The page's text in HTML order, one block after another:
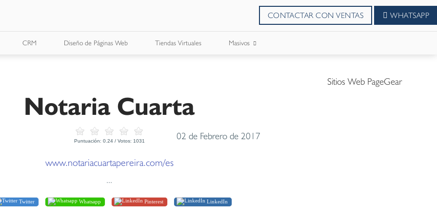
CONTACTAR CON VENTAS WHATSAPP
CRM Diseño de Páginas Web Tiendas Virtuales Masivos
Sitios Web PageGear
Notaria Cuarta
Puntuación: 0.24/ Votos: 1031 02 de Febrero de 2017
www.notariacuartapereira.com/es
...
Twitter Whatsapp Pinterest LinkedIn